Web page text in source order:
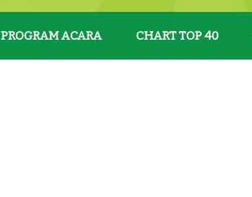
PROGRAM ACARA CHART TOP 40